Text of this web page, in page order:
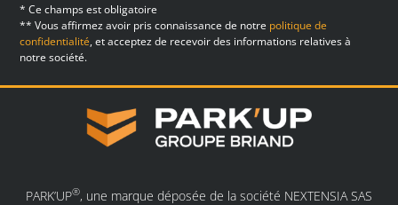
* Ce champs est obligatoire
** Vous affirmez avoir pris connaissance de notre politique de
confidentialité, et acceptez de recevoir des informations relatives à
notre société.
PARK’UP®, une marque déposée de la société NEXTENSIA SAS